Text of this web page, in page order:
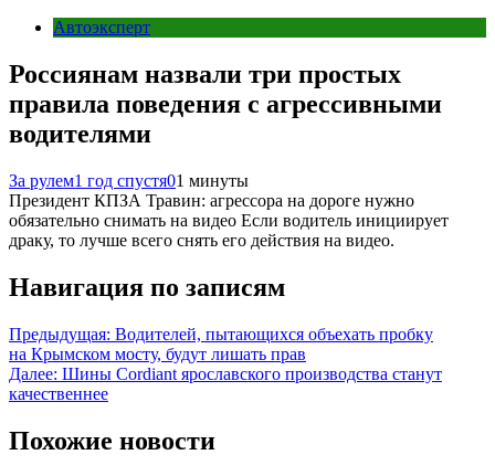
Автоэксперт
Россиянам назвали три простых
правила поведения с агрессивными
водителями
За рулем1 год спустя01 минуты
Президент КПЗА Травин: агрессора на дороге нужно
обязательно снимать на видео Если водитель инициирует
драку, то лучше всего снять его действия на видео.
Навигация по записям
Предыдущая: Водителей, пытающихся объехать пробку
на Крымском мосту, будут лишать прав
Далее: Шины Cordiant ярославского производства станут
качественнее
Похожие новости